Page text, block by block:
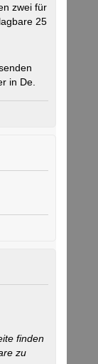
zwei für
25
in De.
finden
zu